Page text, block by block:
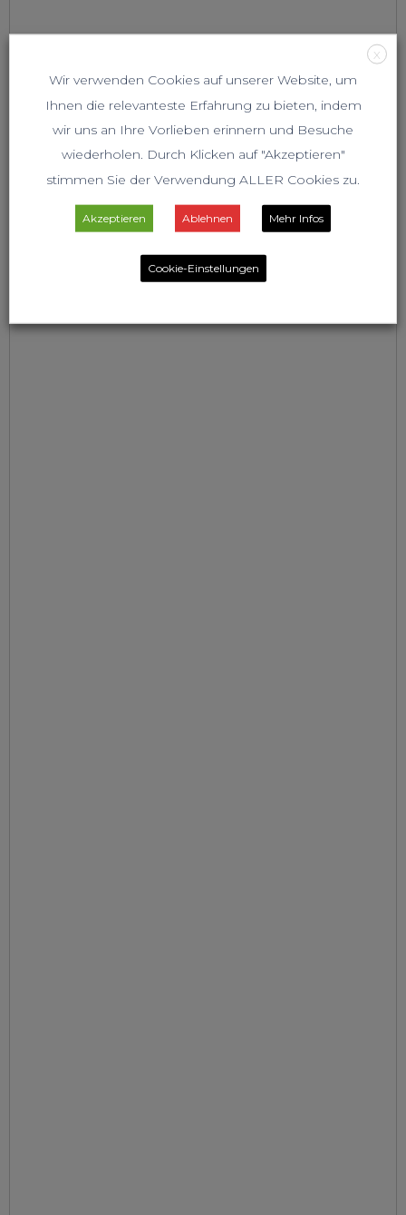
X
Wir verwenden Cookies auf unserer Website, um
Ihnen die relevanteste Erfahrung zu bieten, indem
wir uns an Ihre Vorlieben erinnern und Besuche
wiederholen. Durch Klicken auf "Akzeptieren"
stimmen Sie der Verwendung ALLER Cookies zu.
Akzeptieren Ablehnen Mehr Infos
Cookie-Einstellungen